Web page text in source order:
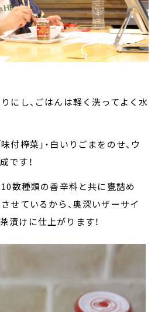
にし、ごはんは軽く洗ってよく水
付榨菜」・白いりごまをのせ、ウ
です！
数種類の香辛料と共に甕詰め
せているから、奥深いザーサイ
漬けに仕上がります！